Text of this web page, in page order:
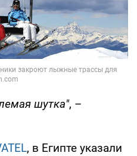
шутка", –
, в Египте указали